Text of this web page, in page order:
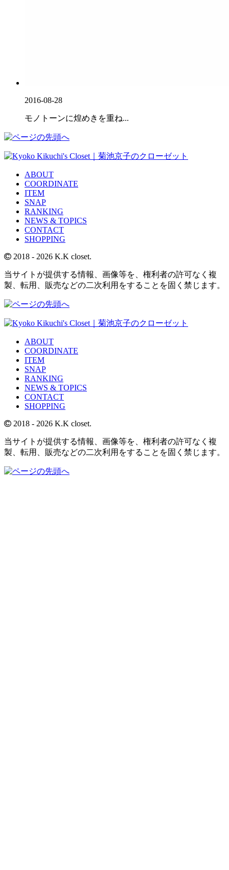
2016-08-28
モノトーンに煌めきを重ね...
ABOUT
COORDINATE
ITEM
SNAP
RANKING
NEWS & TOPICS
CONTACT
SHOPPING
2018 - 2026 K.K closet.
当サイトが提供する情報、画像等を、権利者の許可なく複
製、転用、販売などの二次利用をすることを固く禁じます。
ABOUT
COORDINATE
ITEM
SNAP
RANKING
NEWS & TOPICS
CONTACT
SHOPPING
2018 - 2026 K.K closet.
当サイトが提供する情報、画像等を、権利者の許可なく複
製、転用、販売などの二次利用をすることを固く禁じます。